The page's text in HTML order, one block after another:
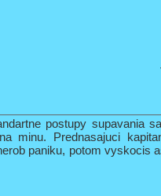
postupy supavania
minu. Prednasajuci
paniku, potom vyskocis